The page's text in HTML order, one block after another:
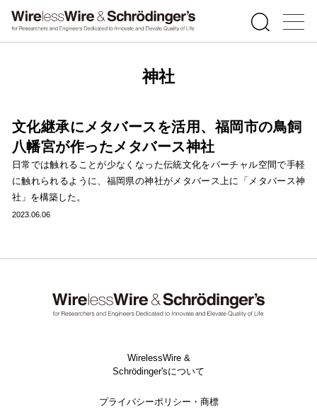
神社
文化継承にメタバースを活用、福岡市の鳥飼
八幡宮が作ったメタバース神社
日常では触れることが少なくなった伝統文化をバーチャル空間で手軽
に触れられるように、福岡県の神社がメタバース上に「メタバース神
社」を構築した。
2023.06.06
WirelessWire &
Schrödinger'sについて
プライバシーポリシー・商標